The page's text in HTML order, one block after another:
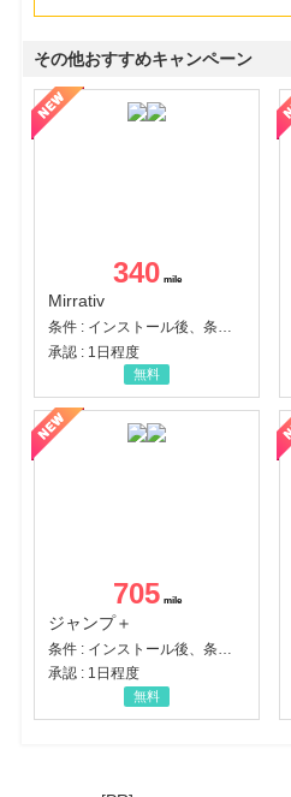
その他おすすめキャンペーン
340
Mirrativ
条件 : インストール後、条件達成
承認 : 1日程度
無料
705
ジャンプ＋
承認 : 1日程度
無料